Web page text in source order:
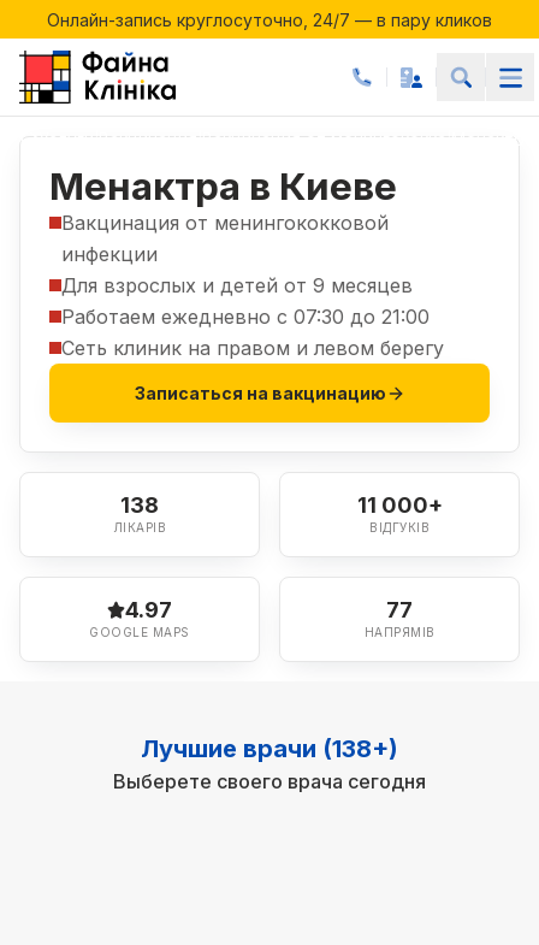
Онлайн-запись круглосуточно, 24/7 — в пару кликов
Онлайн-запись круглосуточно, 24/7 — в пару кликов
Услуги|Вакцинация|Вакцинация от менингококка| Менактра
Менактра в Киеве
Вакцинация от менингококковой
инфекции
Для взрослых и детей от 9 месяцев
Работаем ежедневно с 07:30 до 21:00
Сеть клиник на правом и левом берегу
Записаться на вакцинацию
138
ЛІКАРІВ
11 000+
ВІДГУКІВ
4.97
GOOGLE MAPS
77
НАПРЯМІВ
Лучшие врачи (138+)
Выберете своего врача сегодня